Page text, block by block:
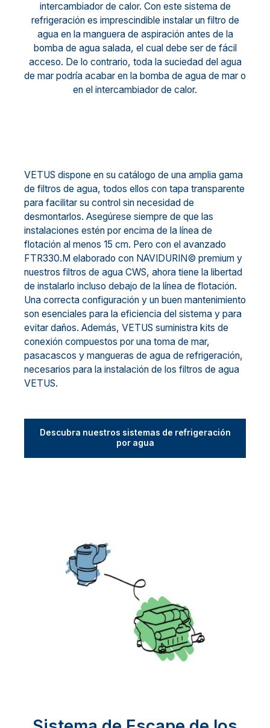
intercambiador de calor. Con este sistema de
refrigeración es imprescindible instalar un filtro de
agua en la manguera de aspiración antes de la
bomba de agua salada, el cual debe ser de fácil
acceso. De lo contrario, toda la suciedad del agua
de mar podría acabar en la bomba de agua de mar o
en el intercambiador de calor.
VETUS dispone en su catálogo de una amplia gama
de filtros de agua, todos ellos con tapa transparente
para facilitar su control sin necesidad de
desmontarlos. Asegúrese siempre de que las
instalaciones estén por encima de la línea de
flotación al menos 15 cm. Pero con el avanzado
FTR330.M elaborado con NAVIDURIN© premium y
nuestros filtros de agua CWS, ahora tiene la libertad
de instalarlo incluso debajo de la línea de flotación.
Una correcta configuración y un buen mantenimiento
son esenciales para la eficiencia del sistema y para
evitar daños. Además, VETUS suministra kits de
conexión compuestos por una toma de mar,
pasacascos y mangueras de agua de refrigeración,
necesarios para la instalación de los filtros de agua
VETUS.
Descubra nuestros sistemas de refrigeración
por agua